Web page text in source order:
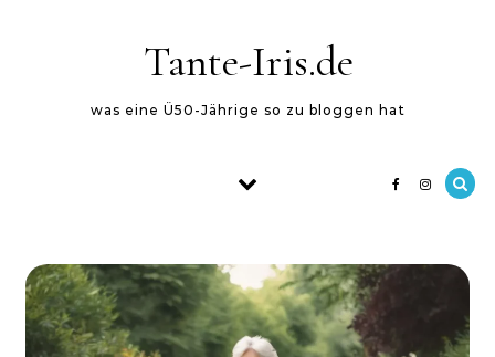
Tante-Iris.de
was eine Ü50-Jährige so zu bloggen hat